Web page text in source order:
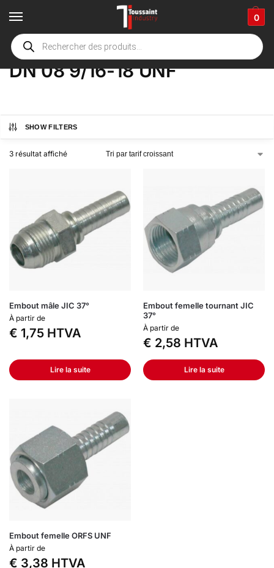
0
Accueil boutique / Product Options
DN 08 9/16-18 UNF
SHOW FILTERS
3 résultat affiché
Embout mâle JIC 37°
À partir de
€ 1,75 HTVA
Lire la suite
Embout femelle tournant JIC
37°
À partir de
€ 2,58 HTVA
Lire la suite
Embout femelle ORFS UNF
À partir de
€ 3,38 HTVA